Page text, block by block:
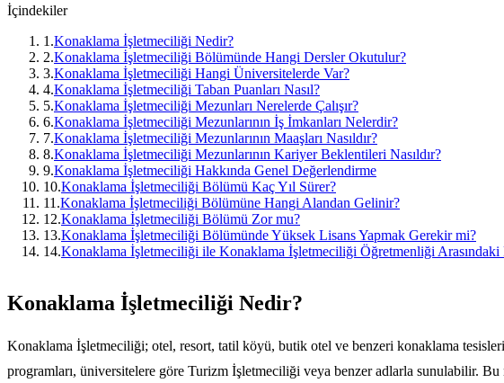
İçindekiler
1 .Konaklama İşletmeciliği Nedir?
2.Konaklama İşletmeciliği Bölümünde Hangi Dersler Okutulur?
3.Konaklama İşletmeciliği Hangi Üniversitelerde Var?
4.Konaklama İşletmeciliği Taban Puanları Nasıl?
5.Konaklama İşletmeciliği Mezunları Nerelerde Çalışır?
6.Konaklama İşletmeciliği Mezunlarının İş İmkanları Nelerdir?
7.Konaklama İşletmeciliği Mezunlarının Maaşları Nasıldır?
8.Konaklama İşletmeciliği Mezunlarının Kariyer Beklentileri Nasıldır?
9.Konaklama İşletmeciliği Hakkında Genel Değerlendirme
10.Konaklama İşletmeciliği Bölümü Kaç Yıl Sürer?
11 .Konaklama İşletmeciliği Bölümüne Hangi Alandan Gelinir?
12.Konaklama İşletmeciliği Bölümü Zor mu?
13.Konaklama İşletmeciliği Bölümünde Yüksek Lisans Yapmak Gerekir mi?
14.Konaklama İşletmeciliği ile Konaklama İşletmeciliği Öğretmenliği Arasındaki
Konaklama İşletmeciliği Nedir?
Konaklama İşletmeciliği; otel, resort, tatil köyü, butik otel ve benzeri konaklama
programları, üniversitelere göre Turizm İşletmeciliği veya benzer adlarla sunulabilir.